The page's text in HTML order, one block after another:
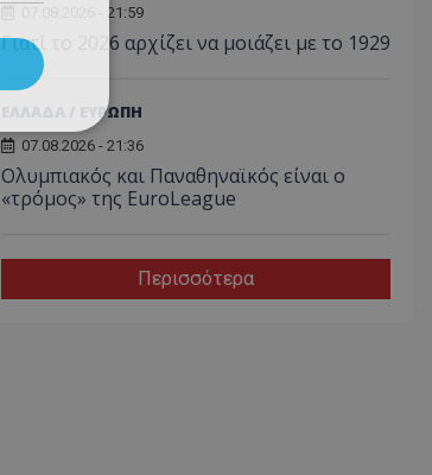
07.08.2026 - 21:59
Γιατί το 2026 αρχίζει να μοιάζει με το 1929
ΕΛΛΑΔΑ / ΕΥΡΩΠΗ
07.08.2026 - 21:36
Ολυμπιακός και Παναθηναϊκός είναι ο
«τρόμος» της EuroLeague
Περισσότερα